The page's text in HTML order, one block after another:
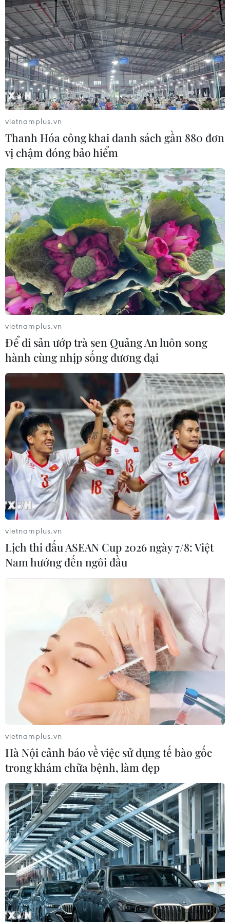
TIN CÙNG CHUYÊN MỤC
Cựu Đại sứ Australia: Tầm nhìn hợp
tác mới cho quan hệ Việt Nam-
Australia
07/08/2026 05:00
Hãng hàng không Air Premia của
Hàn Quốc nối lại đường bay
vietnamplus.vn
Thanh Hóa công khai danh sách gần 880 đơn
vị chậm đóng bảo hiểm
vietnamplus.vn
Để di sản ướp trà sen Quảng An luôn song
hành cùng nhịp sống đương đại
vietnamplus.vn
Lịch thi đấu ASEAN Cup 2026 ngày 7/8: Việt
Nam hướng đến ngôi đầu
vietnamplus.vn
Hà Nội cảnh báo về việc sử dụng tế bào gốc
trong khám chữa bệnh, làm đẹp